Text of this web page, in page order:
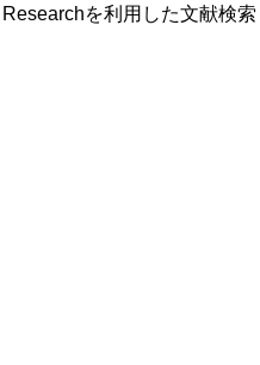
を利用した文献検索